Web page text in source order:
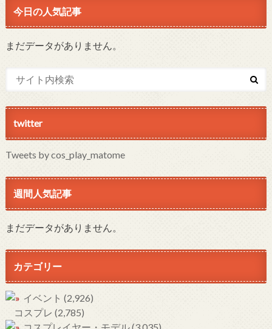
今日の人気記事
まだデータがありません。
twitter
Tweets by cos_play_matome
週間人気記事
まだデータがありません。
カテゴリー
イベント (2,926)
コスプレ (2,785)